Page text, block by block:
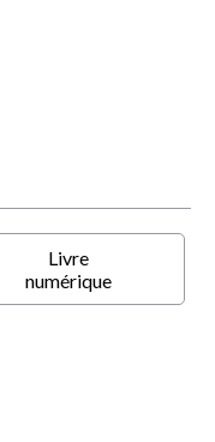
Livre
numérique